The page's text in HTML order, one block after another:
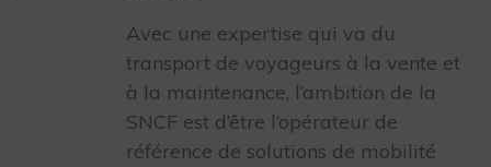
Avec une expertise qui va du
transport de voyageurs à la vente et
à la maintenance, l’ambition de la
SNCF est d’être l’opérateur de
référence de solutions de mobilité